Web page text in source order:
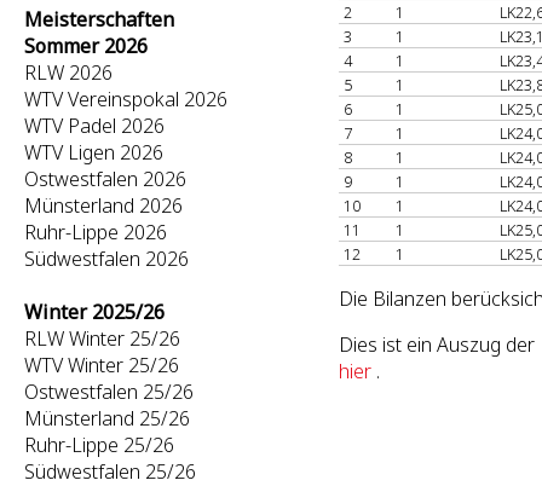
Meisterschaften
Sommer 2026
RLW 2026
WTV Vereinspokal 2026
WTV Padel 2026
WTV Ligen 2026
Ostwestfalen 2026
Münsterland 2026
Ruhr-Lippe 2026
Südwestfalen 2026
Winter 2025/26
RLW Winter 25/26
WTV Winter 25/26
Ostwestfalen 25/26
Münsterland 25/26
Ruhr-Lippe 25/26
Südwestfalen 25/26
2
1
3
1
4
1
5
1
6
1
7
1
8
1
9
1
10
1
11
1
12
1
Die Bilanzen
Dies ist ein Auszug
hier .